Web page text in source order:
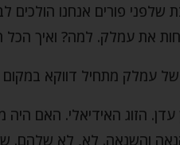
שלפני פורים אנחנו
את עמלק. למה? ואיך הכל
של עמלק מתחיל דווקא
עדן. הזוג האידיאלי. האם
והשנאה. לא, לא